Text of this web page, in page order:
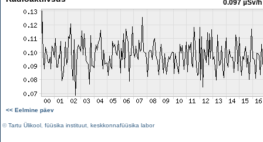
0.097 µSv/h
<< Eelmine päev
©Tartu Ülikool füüsika instituut keskkonnafüüsika labor